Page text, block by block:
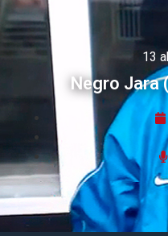
13
Negro Jara